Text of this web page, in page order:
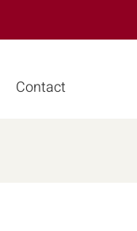
Contact